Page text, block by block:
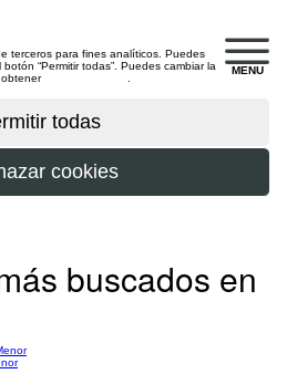
MENU
terceros para fines analíticos. Puedes
“Permitir todas”. Puedes cambiar la
obtener
buscados en